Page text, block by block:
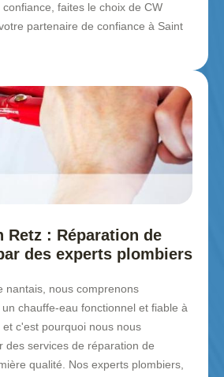
faites le choix de CW
partenaire de confiance à Saint
Retz : Réparation de
des experts plombiers
nantais, nous comprenons
chauffe-eau fonctionnel et fiable à
et c'est pourquoi nous nous
des services de réparation de
qualité. Nos experts plombiers,